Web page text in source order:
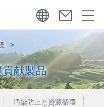
献製品
汚染防止と資源循環